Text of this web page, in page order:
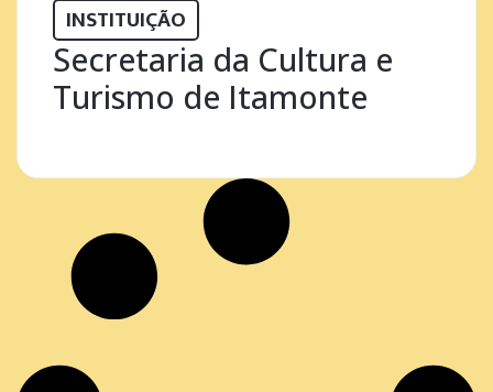
INSTITUIÇÃO
Secretaria da Cultura e
Turismo de Itamonte